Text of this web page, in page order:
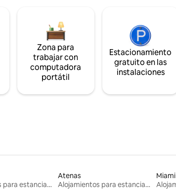
Zona para
trabajar con
computadora
portátil
Estacionamiento
gratuito en las
instalaciones
Alojamientos para estancias largas
Atenas
Alojamientos para estancias largas
Miami